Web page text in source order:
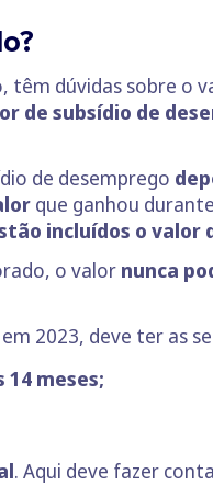
dúvidas sobre o
de subsídio de
de desemprego
que ganhou
incluídos o valor
o valor nunca
2023, deve ter as
meses;
. Aqui deve fazer